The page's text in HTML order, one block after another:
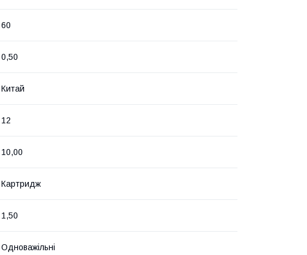
60
0,50
Китай
12
10,00
Картридж
1,50
Одноважільні